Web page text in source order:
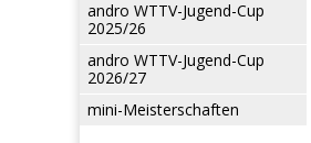
andro WTTV-Jugend-Cup
2025/26
andro WTTV-Jugend-Cup
2026/27
mini-Meisterschaften